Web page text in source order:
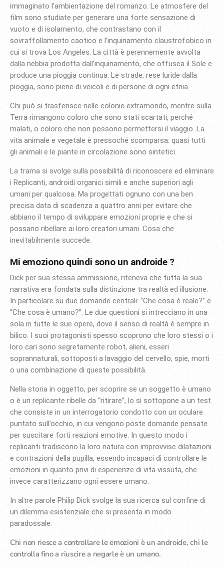
immaginato l’ambientazione del romanzo. Le atmosfere del
film sono studiate per generare una forte sensazione di
vuoto e di isolamento, che contrastano con il
sovraffollamento caotico e l’inquinamento claustrofobico in
cui si trova Los Angeles. La città è perennemente avvolta
dalla nebbia prodotta dall’inquinamento, che offusca il Sole e
produce una pioggia continua. Le strade, rese luride dalla
pioggia, sono piene di veicoli e di persone di ogni etnia.
Chi può si trasferisce nelle colonie extramondo, mentre sulla
Terra rimangono coloro che sono stati scartati, perché
malati, o coloro che non possono permettersi il viaggio. La
vita animale e vegetale è pressoché scomparsa: quasi tutti
gli animali e le piante in circolazione sono sintetici.
La trama si svolge sulla possibilità di riconoscere ed eliminare
i Replicanti, androidi organici simili e anche superiori agli
umani per qualcosa. Ma progettati ognuno con una ben
precisa data di scadenza a quattro anni per evitare che
abbiano il tempo di sviluppare emozioni proprie e che si
possano ribellare ai loro creatori umani. Cosa che
inevitabilmente succede.
Mi emoziono quindi sono un androide ?
Dick per sua stessa ammissione, riteneva che tutta la sua
narrativa era fondata sulla distinzione tra realtà ed illusione.
In particolare su due domande centrali: “Che cosa è reale?” e
“Che cosa è umano?”. Le due questioni si intrecciano in una
sola in tutte le sue opere, dove il senso di realtà è sempre in
bilico. I suoi protagonisti spesso scoprono che loro stessi o i
loro cari sono segretamente robot, alieni, esseri
soprannaturali, sottoposti a lavaggio del cervello, spie, morti
o una combinazione di queste possibilità.
Nella storia in oggetto, per scoprire se un soggetto è umano
o è un replicante ribelle da “ritirare”, lo si sottopone a un test
che consiste in un interrogatorio condotto con un oculare
puntato sull’occhio, in cui vengono poste domande pensate
per suscitare forti reazioni emotive. In questo modo i
replicanti tradiscono la loro natura con improvvise dilatazioni
e contrazioni della pupilla, essendo incapaci di controllare le
emozioni in quanto privi di esperienze di vita vissuta, che
invece caratterizzano ogni essere umano.
In altre parole Philip Dick svolge la sua ricerca sul confine di
un dilemma esistenziale che si presenta in modo
paradossale:
Chi non riesce a controllare le emozioni è un androide, chi le
controlla fino a riuscire a negarle è un umano.